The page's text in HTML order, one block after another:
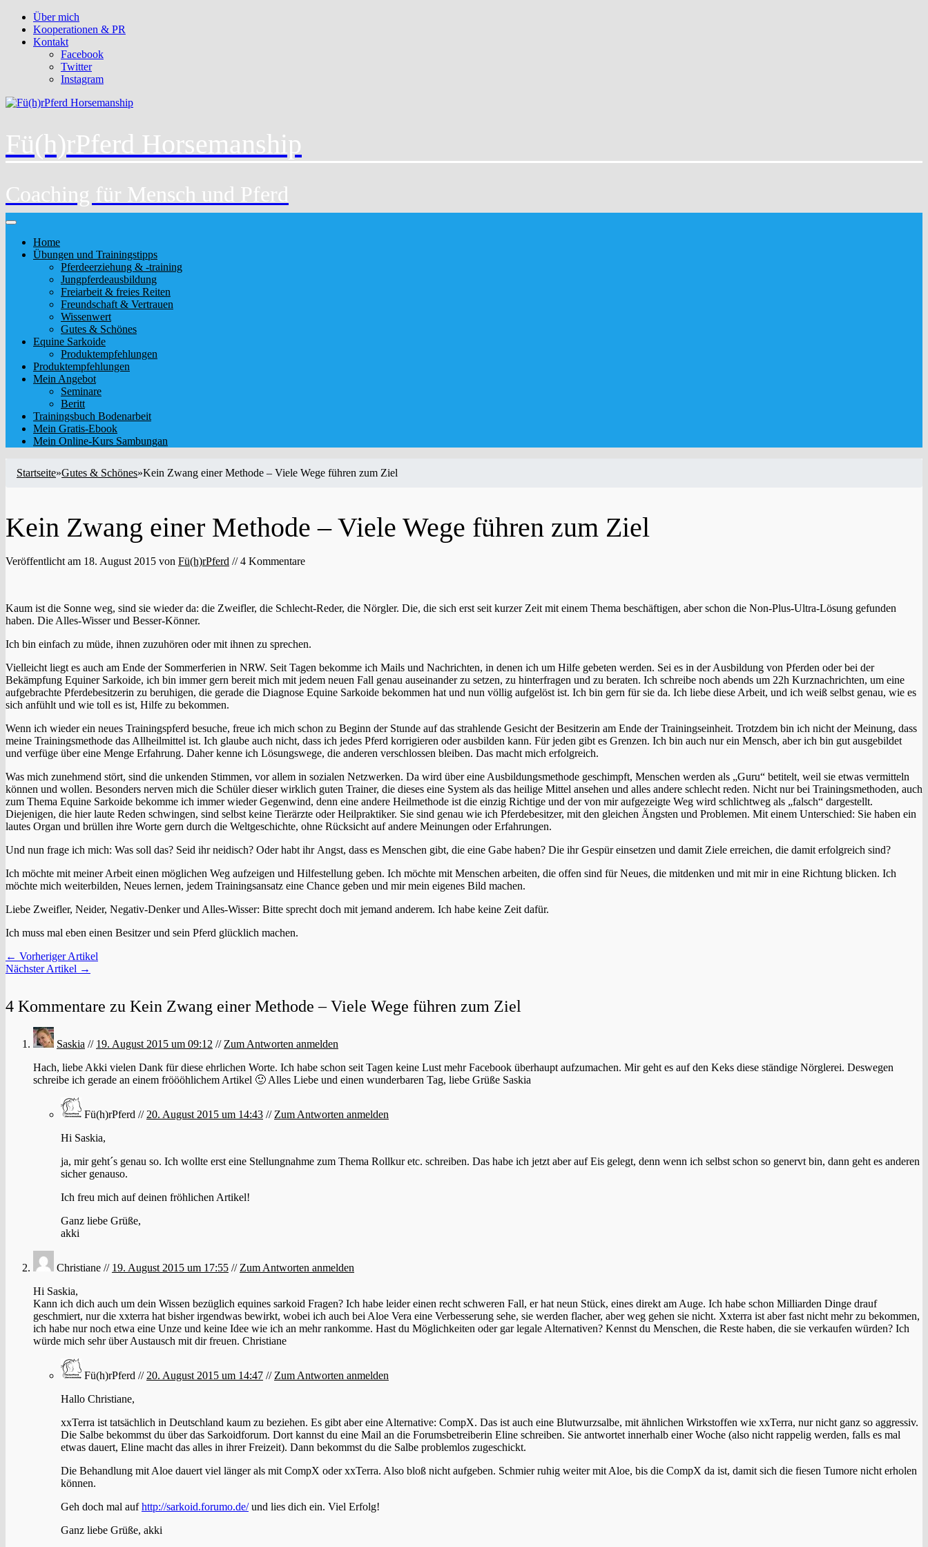
Über mich
Kooperationen & PR
Kontakt
Facebook
Twitter
Instagram
Fü(h)rPferd Horsemanship
Coaching für Mensch und Pferd
Home
Übungen und Trainingstipps
Pferdeerziehung & -training
Jungpferdeausbildung
Freiarbeit & freies Reiten
Freundschaft & Vertrauen
Wissenwert
Gutes & Schönes
Equine Sarkoide
Produktempfehlungen
Produktempfehlungen
Mein Angebot
Seminare
Beritt
Trainingsbuch Bodenarbeit
Mein Gratis-Ebook
Mein Online-Kurs Sambungan
Startseite»Gutes & Schönes»Kein Zwang einer Methode – Viele Wege führen zum Ziel
Kein Zwang einer Methode – Viele Wege führen zum Ziel
Veröffentlicht am 18. August 2015 von Fü(h)rPferd // 4 Kommentare
Kaum ist die Sonne weg, sind sie wieder da: die Zweifler, die Schlecht-Reder, die Nörgler. Die, die sich erst seit kurzer Zeit mit einem Thema beschäftigen, aber schon die Non-Plus-Ultra-Lösung gefunden
haben. Die Alles-Wisser und Besser-Könner.
Ich bin einfach zu müde, ihnen zuzuhören oder mit ihnen zu sprechen.
Vielleicht liegt es auch am Ende der Sommerferien in NRW. Seit Tagen bekomme ich Mails und Nachrichten, in denen ich um Hilfe gebeten werden. Sei es in der Ausbildung von Pferden oder bei der
Bekämpfung Equiner Sarkoide, ich bin immer gern bereit mich mit jedem neuen Fall genau auseinander zu setzen, zu hinterfragen und zu beraten. Ich schreibe noch abends um 22h Kurznachrichten, um eine
aufgebrachte Pferdebesitzerin zu beruhigen, die gerade die Diagnose Equine Sarkoide bekommen hat und nun völlig aufgelöst ist. Ich bin gern für sie da. Ich liebe diese Arbeit, und ich weiß selbst genau, wie es
sich anfühlt und wie toll es ist, Hilfe zu bekommen.
Wenn ich wieder ein neues Trainingspferd besuche, freue ich mich schon zu Beginn der Stunde auf das strahlende Gesicht der Besitzerin am Ende der Trainingseinheit. Trotzdem bin ich nicht der Meinung, dass
meine Trainingsmethode das Allheilmittel ist. Ich glaube auch nicht, dass ich jedes Pferd korrigieren oder ausbilden kann. Für jeden gibt es Grenzen. Ich bin auch nur ein Mensch, aber ich bin gut ausgebildet
und verfüge über eine Menge Erfahrung. Daher kenne ich Lösungswege, die anderen verschlossen bleiben. Das macht mich erfolgreich.
Was mich zunehmend stört, sind die unkenden Stimmen, vor allem in sozialen Netzwerken. Da wird über eine Ausbildungsmethode geschimpft, Menschen werden als „Guru“ betitelt, weil sie etwas vermitteln
können und wollen. Besonders nerven mich die Schüler dieser wirklich guten Trainer, die dieses eine System als das heilige Mittel ansehen und alles andere schlecht reden. Nicht nur bei Trainingsmethoden, auch
zum Thema Equine Sarkoide bekomme ich immer wieder Gegenwind, denn eine andere Heilmethode ist die einzig Richtige und der von mir aufgezeigte Weg wird schlichtweg als „falsch“ dargestellt.
Diejenigen, die hier laute Reden schwingen, sind selbst keine Tierärzte oder Heilpraktiker. Sie sind genau wie ich Pferdebesitzer, mit den gleichen Ängsten und Problemen. Mit einem Unterschied: Sie haben ein
lautes Organ und brüllen ihre Worte gern durch die Weltgeschichte, ohne Rücksicht auf andere Meinungen oder Erfahrungen.
Und nun frage ich mich: Was soll das? Seid ihr neidisch? Oder habt ihr Angst, dass es Menschen gibt, die eine Gabe haben? Die ihr Gespür einsetzen und damit Ziele erreichen, die damit erfolgreich sind?
Ich möchte mit meiner Arbeit einen möglichen Weg aufzeigen und Hilfestellung geben. Ich möchte mit Menschen arbeiten, die offen sind für Neues, die mitdenken und mit mir in eine Richtung blicken. Ich
möchte mich weiterbilden, Neues lernen, jedem Trainingsansatz eine Chance geben und mir mein eigenes Bild machen.
Liebe Zweifler, Neider, Negativ-Denker und Alles-Wisser: Bitte sprecht doch mit jemand anderem. Ich habe keine Zeit dafür.
Ich muss mal eben einen Besitzer und sein Pferd glücklich machen.
← Vorheriger Artikel
Nächster Artikel →
4 Kommentare zu Kein Zwang einer Methode – Viele Wege führen zum Ziel
Saskia // 19. August 2015 um 09:12 //Zum Antworten anmelden
Hach, liebe Akki vielen Dank für diese ehrlichen Worte. Ich habe schon seit Tagen keine Lust mehr Facebook überhaupt aufzumachen. Mir geht es auf den Keks diese ständige Nörglerei. Deswegen
schreibe ich gerade an einem fröööhlichem Artikel 🙂 Alles Liebe und einen wunderbaren Tag, liebe Grüße Saskia
Fü(h)rPferd //20. August 2015 um 14:43 //Zum Antworten anmelden
Hi Saskia,
ja, mir geht´s genau so. Ich wollte erst eine Stellungnahme zum Thema Rollkur etc. schreiben. Das habe ich jetzt aber auf Eis gelegt, denn wenn ich selbst schon so genervt bin, dann geht es anderen
sicher genauso.
Ich freu mich auf deinen fröhlichen Artikel!
Ganz liebe Grüße,
akki
Christiane // 19. August 2015 um 17:55 //Zum Antworten anmelden
Hi Saskia,
Kann ich dich auch um dein Wissen bezüglich equines sarkoid Fragen? Ich habe leider einen recht schweren Fall, er hat neun Stück, eines direkt am Auge. Ich habe schon Milliarden Dinge drauf
geschmiert, nur die xxterra hat bisher irgendwas bewirkt, wobei ich auch bei Aloe Vera eine Verbesserung sehe, sie werden flacher, aber weg gehen sie nicht. Xxterra ist aber fast nicht mehr zu bekommen,
ich habe nur noch etwa eine Unze und keine Idee wie ich an mehr rankomme. Hast du Möglichkeiten oder gar legale Alternativen? Kennst du Menschen, die Reste haben, die sie verkaufen würden? Ich
würde mich sehr über Austausch mit dir freuen. Christiane
Fü(h)rPferd //20. August 2015 um 14:47 //Zum Antworten anmelden
Hallo Christiane,
xxTerra ist tatsächlich in Deutschland kaum zu beziehen. Es gibt aber eine Alternative: CompX. Das ist auch eine Blutwurzsalbe, mit ähnlichen Wirkstoffen wie xxTerra, nur nicht ganz so aggressiv.
Die Salbe bekommst du über das Sarkoidforum. Dort kannst du eine Mail an die Forumsbetreiberin Eline schreiben. Sie antwortet innerhalb einer Woche (also nicht rappelig werden, falls es mal
etwas dauert, Eline macht das alles in ihrer Freizeit). Dann bekommst du die Salbe problemlos zugeschickt.
Die Behandlung mit Aloe dauert viel länger als mit CompX oder xxTerra. Also bloß nicht aufgeben. Schmier ruhig weiter mit Aloe, bis die CompX da ist, damit sich die fiesen Tumore nicht erholen
können.
Geh doch mal aufhttp://sarkoid.forumo.de/und lies dich ein. Viel Erfolg!
Ganz liebe Grüße, akki